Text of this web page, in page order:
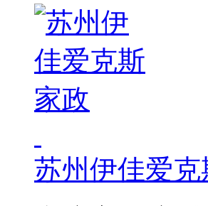
苏州伊佳爱克